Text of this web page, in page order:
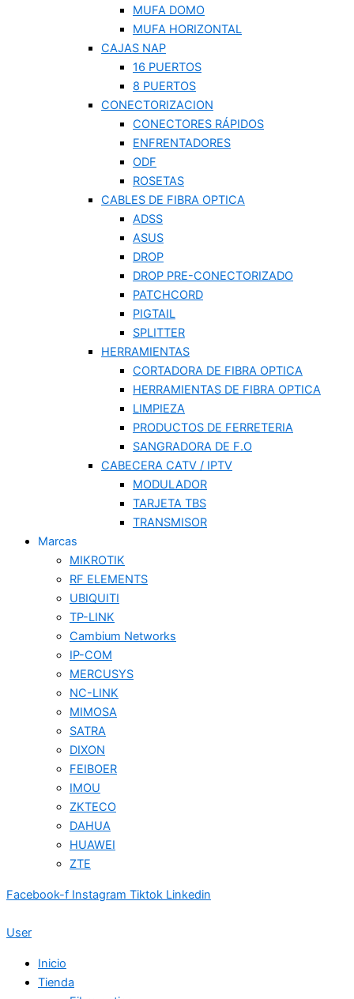
MUFA DOMO
MUFA HORIZONTAL
CAJAS NAP
16 PUERTOS
8 PUERTOS
CONECTORIZACION
CONECTORES RÁPIDOS
ENFRENTADORES
ODF
ROSETAS
CABLES DE FIBRA OPTICA
ADSS
ASUS
DROP
DROP PRE-CONECTORIZADO
PATCHCORD
PIGTAIL
SPLITTER
HERRAMIENTAS
CORTADORA DE FIBRA OPTICA
HERRAMIENTAS DE FIBRA OPTICA
LIMPIEZA
PRODUCTOS DE FERRETERIA
SANGRADORA DE F.O
CABECERA CATV / IPTV
MODULADOR
TARJETA TBS
TRANSMISOR
Marcas
MIKROTIK
RF ELEMENTS
UBIQUITI
TP-LINK
Cambium Networks
IP-COM
MERCUSYS
NC-LINK
MIMOSA
SATRA
DIXON
FEIBOER
IMOU
ZKTECO
DAHUA
HUAWEI
ZTE
Facebook-f Instagram Tiktok Linkedin
User
Inicio
Tienda